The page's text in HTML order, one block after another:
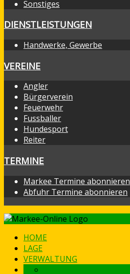
Sonstiges
DIENSTLEISTUNGEN
Handwerke, Gewerbe
VEREINE
Angler
Bürgerverein
Feuerwehr
Fussballer
Hundesport
Reiter
TERMINE
Markee Termine abonnieren
Abfuhr Termine abonnieren
HOME
LAGE
VERWALTUNG